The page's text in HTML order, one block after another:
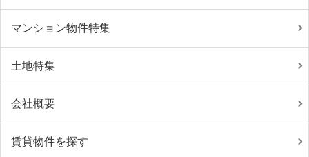
マンション物件特集
土地特集
会社概要
賃貸物件を探す